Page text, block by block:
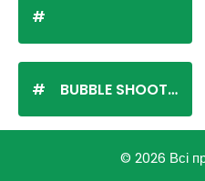
BUBBLE SHOOTER
© 2026 Всі